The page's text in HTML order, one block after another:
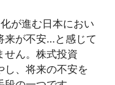
が進む日本におい
来が不安…と感じて
せん。株式投資
し、将来の不安を